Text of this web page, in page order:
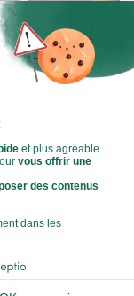
Comment
100g
2,89g